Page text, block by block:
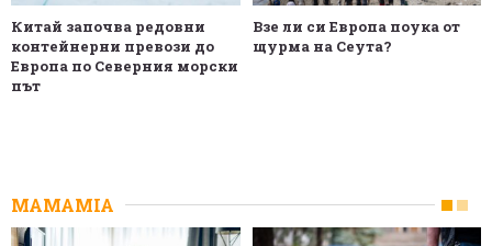
Китай започва редовни
контейнерни превози до
Европа по Северния морски
път
Взе ли си Европа поука от
щурма на Сеута?
MAMAMIA